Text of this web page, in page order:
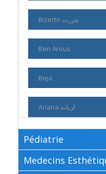
Bizerte بنزرت
Ben Arous
Beja
Ariana اريانة
Pédiatrie